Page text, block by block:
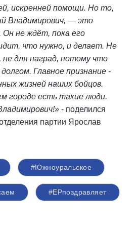
искренней помощи. Но то,
Владимирович, — это
Он не ждёт, пока его
что нужно, и делает. Не
не для наград, потому что
Главное признание -
жизней наших бойцов.
городе есть такие люди.
- поделился
партии Ярослав
#Южноуральское
#ЕРпоздравляет